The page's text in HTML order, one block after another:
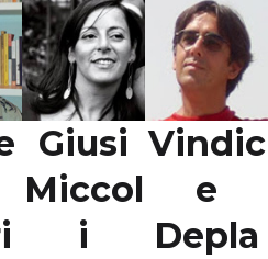
Giusi
Miccol
i
Vindic
e
Depla